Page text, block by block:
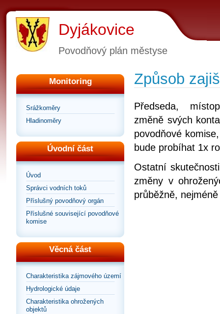
Dyjákovice
Povodňový plán městyse
Monitoring
Srážkoměry
Hladinoměry
Úvodní část
Úvod
Správci vodních toků
Příslušný povodňový orgán
Příslušné související povodňové
komise
Věcná část
Charakteristika zájmového území
Hydrologické údaje
Charakteristika ohrožených
objektů
Způsob
Předseda,
změně svých
povodňové
bude probíhat 1x
Ostatní
změny v
průběžně,